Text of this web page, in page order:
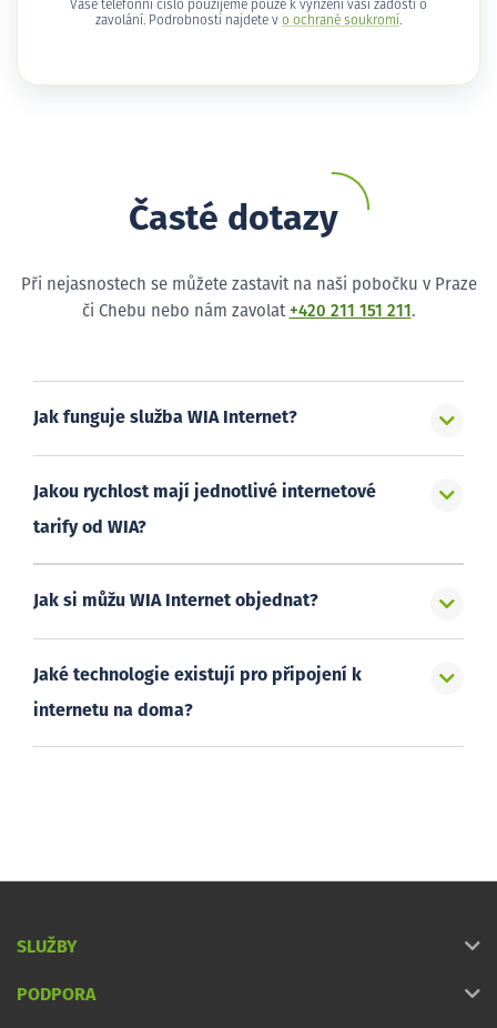
Vaše telefonní číslo použijeme pouze k vyřízení vaší žádosti o
zavolání. Podrobnosti najdete v o ochraně soukromí .
Časté dotazy
Při nejasnostech se můžete zastavit na naši pobočku v Praze
či Chebu nebo nám zavolat +420 211 151 211 .
Jak funguje služba WIA Internet?
Jakou rychlost mají jednotlivé internetové
tarify od WIA?
Jak si můžu WIA Internet objednat?
Jaké technologie existují pro připojení k
internetu na doma?
SLUŽBY
PODPORA